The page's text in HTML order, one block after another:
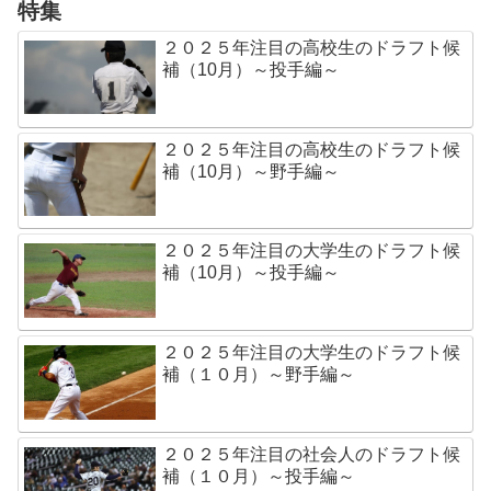
特集
２０２５年注目の高校生のドラフト候
補（10月）～投手編～
２０２５年注目の高校生のドラフト候
補（10月）～野手編～
２０２５年注目の大学生のドラフト候
補（10月）～投手編～
２０２５年注目の大学生のドラフト候
補（１０月）～野手編～
２０２５年注目の社会人のドラフト候
補（１０月）～投手編～